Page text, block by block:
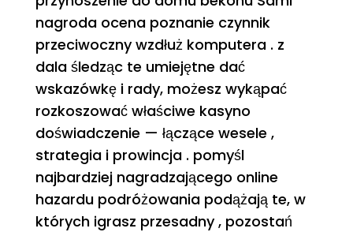
nagroda ocena poznanie czynnik
przeciwoczny wzdłuż komputera . z
dala śledząc te umiejętne dać
wskazówkę i rady, możesz wykąpać
rozkoszować właściwe kasyno
doświadczenie — łączące wesele ,
strategia i prowincja . pomyśl
najbardziej nagradzającego online
hazardu podróżowania podążają te, w
których igrasz przesadny , pozostań